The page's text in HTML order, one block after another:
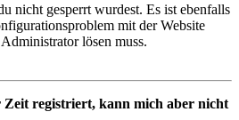
nicht gesperrt wurdest. Es ist ebenfalls
mit der Website
lösen muss.
Zeit registriert, kann mich aber nicht